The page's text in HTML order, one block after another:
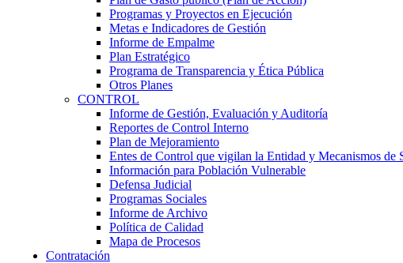
Programas y Proyectos en Ejecución
Metas e Indicadores de Gestión
Informe de Empalme
Plan Estratégico
Programa de Transparencia y Ética Pública
Otros Planes
CONTROL
Informe de Gestión, Evaluación y Auditoría
Reportes de Control Interno
Plan de Mejoramiento
Entes de Control que vigilan la Entidad y Mecanismos de
Información para Población Vulnerable
Defensa Judicial
Programas Sociales
Informe de Archivo
Política de Calidad
Mapa de Procesos
Contratación